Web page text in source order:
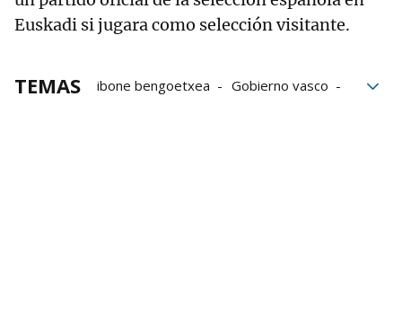
Euskadi si jugara como selección visitante.
TEMAS ibone bengoetxea
Gobierno vasco